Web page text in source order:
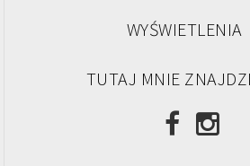
WYŚWIETLENIA
TUTAJ MNIE